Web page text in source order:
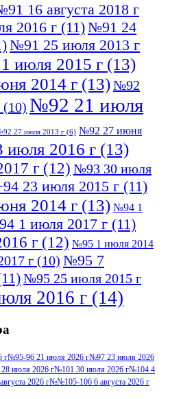
16 августа 2018 г
2016 г (11)№91 24
№91 25 июля 2013 г
июля 2015 г (13)
2014 г (13)№92
(10) №92 21 июля
27 июля 2013 г (6) №92 27 июня
2016 г (13)
г (12) №93 30 июля
23 июля 2015 г (11)
2014 г (13) №94 1
1 июля 2017 г (11)
г (12) №95 1 июля 2014
г (10) №95 7
№95 25 июля 2015 г
2016 г (14)
№96 9 августа 2012
2015 г(9) №96+97 3
№96+97 30 июля
г№95-96 21 июля 2026 г№97 23 июля 2026
июля 2026 г№101 30 июля 2026 г№104 4
2026 г№№105-106 6 августа 2026 г